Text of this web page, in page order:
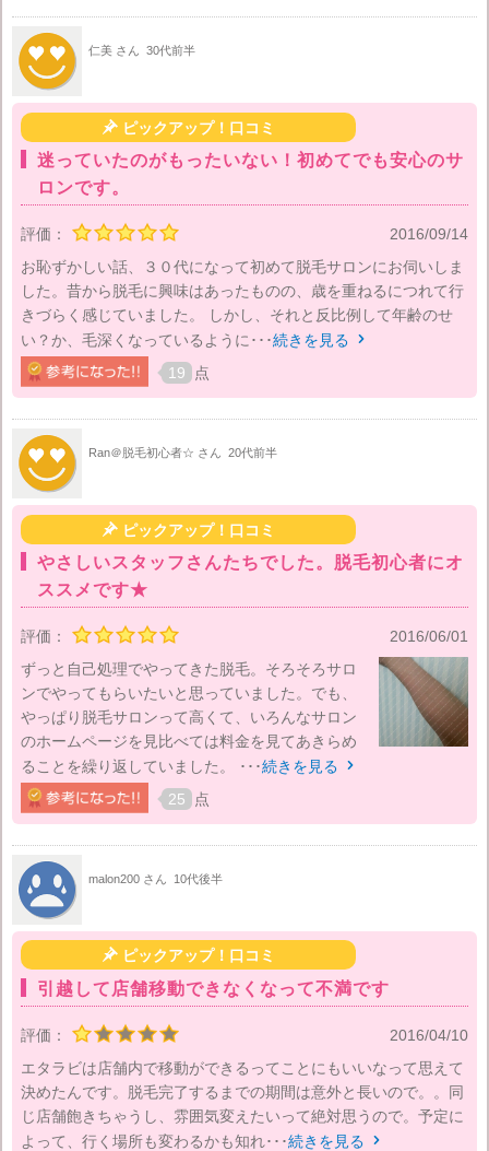
仁美 さん 30代前半
ピックアップ！口コミ
迷っていたのがもったいない！初めてでも安心のサ
ロンです。
評価：
2016/09/14
お恥ずかしい話、３０代になって初めて脱毛サロンにお伺いしま
した。昔から脱毛に興味はあったものの、歳を重ねるにつれて行
きづらく感じていました。 しかし、それと反比例して年齢のせ
い？か、毛深くなっているように･･･続きを見る 
19 点
Ran＠脱毛初心者☆ さん 20代前半
ピックアップ！口コミ
やさしいスタッフさんたちでした。脱毛初心者にオ
ススメです★
評価：
2016/06/01
ずっと自己処理でやってきた脱毛。そろそろサロ
ンでやってもらいたいと思っていました。でも、
やっぱり脱毛サロンって高くて、いろんなサロン
のホームページを見比べては料金を見てあきらめ
ることを繰り返していました。 ･･･続きを見る 
25 点
malon200 さん 10代後半
ピックアップ！口コミ
引越して店舗移動できなくなって不満です
評価：
2016/04/10
エタラビは店舗内で移動ができるってことにもいいなって思えて
決めたんです。脱毛完了するまでの期間は意外と長いので。。同
じ店舗飽きちゃうし、雰囲気変えたいって絶対思うので。予定に
よって、行く場所も変わるかも知れ･･･続きを見る 